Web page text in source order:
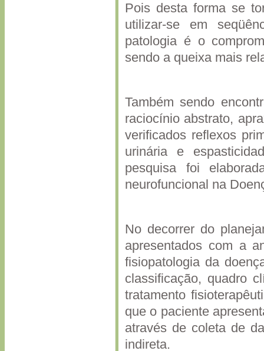
Pois desta forma se
utilizar-se em
patologia é o
sendo a queixa mais
Também sendo
raciocínio abstrato,
verificados reflexos
urinária e
pesquisa foi
neurofuncional na
No decorrer do
apresentados com a
fisiopatologia da
classificação, quadro
tratamento
que o paciente
através de coleta de
indireta.